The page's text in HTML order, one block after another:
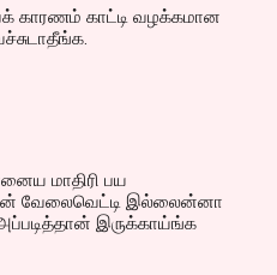
காரணம் காட்டி வழக்கமான
மாதிரி பய
வேலைவெட்டி இல்லைன்னா
இருக்காய்ங்க